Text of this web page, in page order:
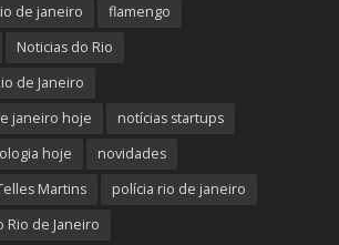
de janeiro
flamengo
Noticias do Rio
de Janeiro
janeiro hoje
notícias startups
hoje
novidades
Martins
polícia rio de janeiro
Rio de Janeiro